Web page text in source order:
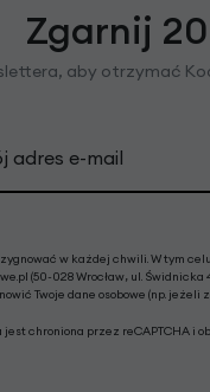
Zgarnij
aby otrzymać
adres e-mail
w każdej chwili. W tym
(50-028 Wrocław, ul.
Twoje dane osobowe (np.
jest chroniona przez reCAPTCHA i